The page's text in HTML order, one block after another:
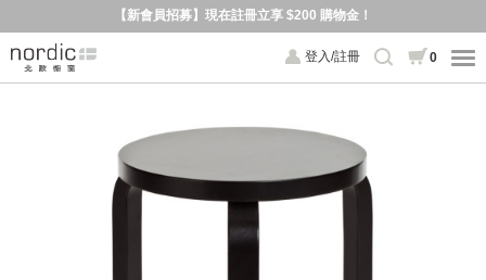
【新會員招募】現在註冊立享 $200 購物金！
登入/註冊 0